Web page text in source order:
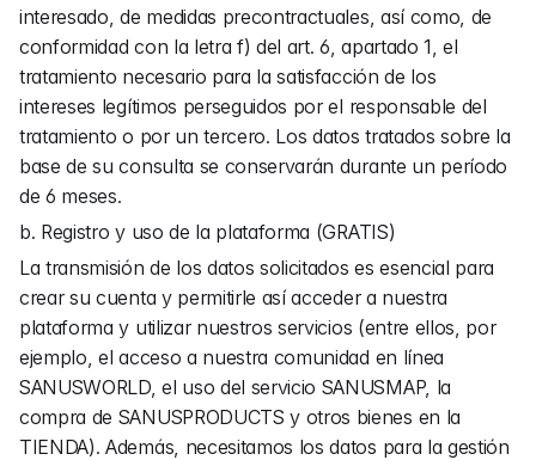
interesado, de medidas precontractuales, así como, de
conformidad con la letra f) del art. 6, apartado 1, el
tratamiento necesario para la satisfacción de los
intereses legítimos perseguidos por el responsable del
tratamiento o por un tercero. Los datos tratados sobre la
base de su consulta se conservarán durante un período
de 6 meses.
b. Registro y uso de la plataforma (GRATIS)
La transmisión de los datos solicitados es esencial para
crear su cuenta y permitirle así acceder a nuestra
plataforma y utilizar nuestros servicios (entre ellos, por
ejemplo, el acceso a nuestra comunidad en línea
SANUSWORLD, el uso del servicio SANUSMAP, la
compra de SANUSPRODUCTS y otros bienes en la
TIENDA). Además, necesitamos los datos para la gestión